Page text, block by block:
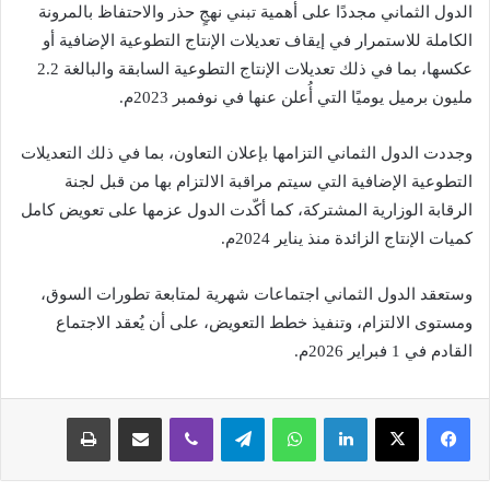
الدول الثماني مجددًا على أهمية تبني نهجٍ حذر والاحتفاظ بالمرونة
الكاملة للاستمرار في إيقاف تعديلات الإنتاج التطوعية الإضافية أو
عكسها، بما في ذلك تعديلات الإنتاج التطوعية السابقة والبالغة 2.2
مليون برميل يوميًا التي أُعلن عنها في نوفمبر 2023م.
وجددت الدول الثماني التزامها بإعلان التعاون، بما في ذلك التعديلات
التطوعية الإضافية التي سيتم مراقبة الالتزام بها من قبل لجنة
الرقابة الوزارية المشتركة، كما أكّدت الدول عزمها على تعويض كامل
كميات الإنتاج الزائدة منذ يناير 2024م.
وستعقد الدول الثماني اجتماعات شهرية لمتابعة تطورات السوق،
ومستوى الالتزام، وتنفيذ خطط التعويض، على أن يُعقد الاجتماع
القادم في 1 فبراير 2026م.
لينكدإن واتساب تيلقرام